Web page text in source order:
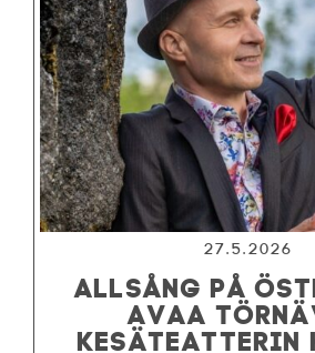
27.5.2026
ALLSÅNG PÅ
AVAA
KESÄTEATTERIN